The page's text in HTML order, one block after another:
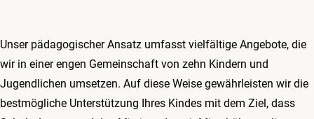
Unser pädagogischer Ansatz umfasst vielfältige Angebote, die
wir in einer engen Gemeinschaft von zehn Kindern und
Jugendlichen umsetzen. Auf diese Weise gewährleisten wir die
bestmögliche Unterstützung Ihres Kindes mit dem Ziel, dass